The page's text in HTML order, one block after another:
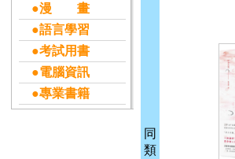
●漫 畫
●語言學習
●考試用書
●電腦資訊
●專業書籍
同
類